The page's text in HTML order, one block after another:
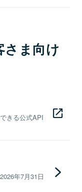
さま向け
きる公式API
年7月31日